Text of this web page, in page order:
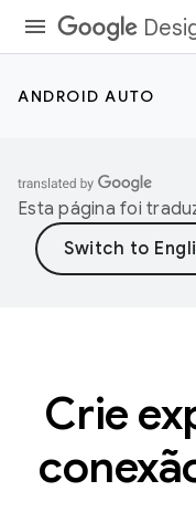
ANDROID AUTO
Esta página foi
Crie